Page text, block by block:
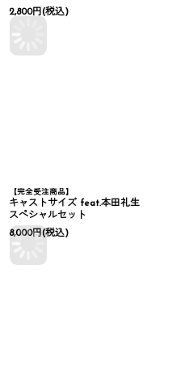
2,800円(税込)
【完全受注商品】
キャストサイズ feat.本田礼生
スペシャルセット
8,000円(税込)